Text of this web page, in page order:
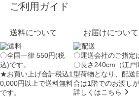
ご利用ガイド
送料について
〇全国一律 550円(税
込)です。
★お買い上げ合計税込1
0,000円以上で送料無料
です。
お届けについて
〇運送会社のご指定
〇長さ240cm（江戸
型荷物となり、配送
合は1階でのお渡し
詳しくはこちら